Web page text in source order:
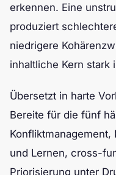
erkennen. Eine
produziert
niedrigere
inhaltliche Kern stark
Übersetzt in harte
Bereite für die fünf
Konfliktmanagement,
und Lernen, cross-
Priorisierung unter